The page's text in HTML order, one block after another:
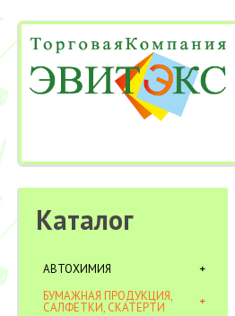
Каталог
АВТОХИМИЯ
БУМАЖНАЯ ПРОДУКЦИЯ,
САЛФЕТКИ, СКАТЕРТИ